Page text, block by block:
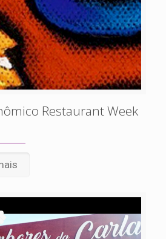
Restaurant Week